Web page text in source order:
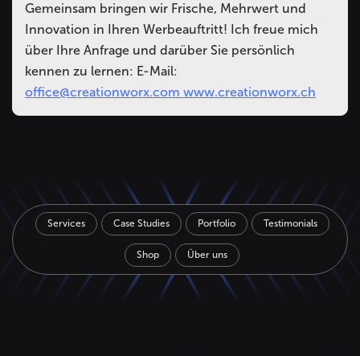
Gemeinsam bringen wir Frische, Mehrwert und
Innovation in Ihren Werbeauftritt! Ich freue mich
über Ihre Anfrage und darüber Sie persönlich
kennen zu lernen: E-Mail:
office@creationworx.com www.creationworx.ch
Services Case Studies Portfolio Testimonials
Shop Über uns